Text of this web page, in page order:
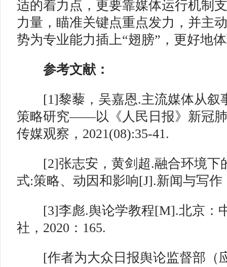
适的着力点，更要靠媒体运行机制
力量，瞄准关键点重点发力，并主
势为专业能力插上“翅膀”，更好地
参考文献：
[1]黎藜，吴嘉恩.主流媒体从叙
策略研究——以《人民日报》新冠
传媒观察，2021(08):35-41.
[2]张志安，黄剑超.融合环境下
式:策略、动因和影响[J].新闻与写作
[3]李彪.舆论学教程[M].北京：
社，2020：165.
[作者为大众日报舆论监督部（